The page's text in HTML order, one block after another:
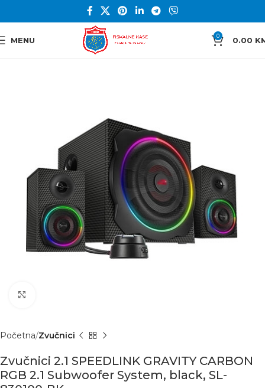
MENU 0 0.00
Početna Zvučnici
Zvučnici 2.1 SPEEDLINK GRAVITY CARBON
RGB 2.1 Subwoofer System, black, SL-